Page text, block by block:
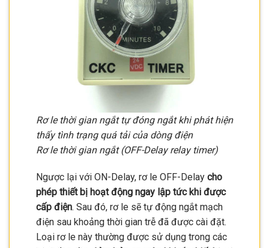
Rơ le thời gian ngắt tự đóng ngắt khi phát hiện
thấy tình trạng quá tải của dòng điện
Rơ le thời gian ngắt (OFF-Delay relay timer)
Ngược lại với ON-Delay, rơ le OFF-Delay cho
phép thiết bị hoạt động ngay lập tức khi được
cấp điện. Sau đó, rơ le sẽ tự động ngắt mạch
điện sau khoảng thời gian trễ đã được cài đặt.
Loại rơ le này thường được sử dụng trong các